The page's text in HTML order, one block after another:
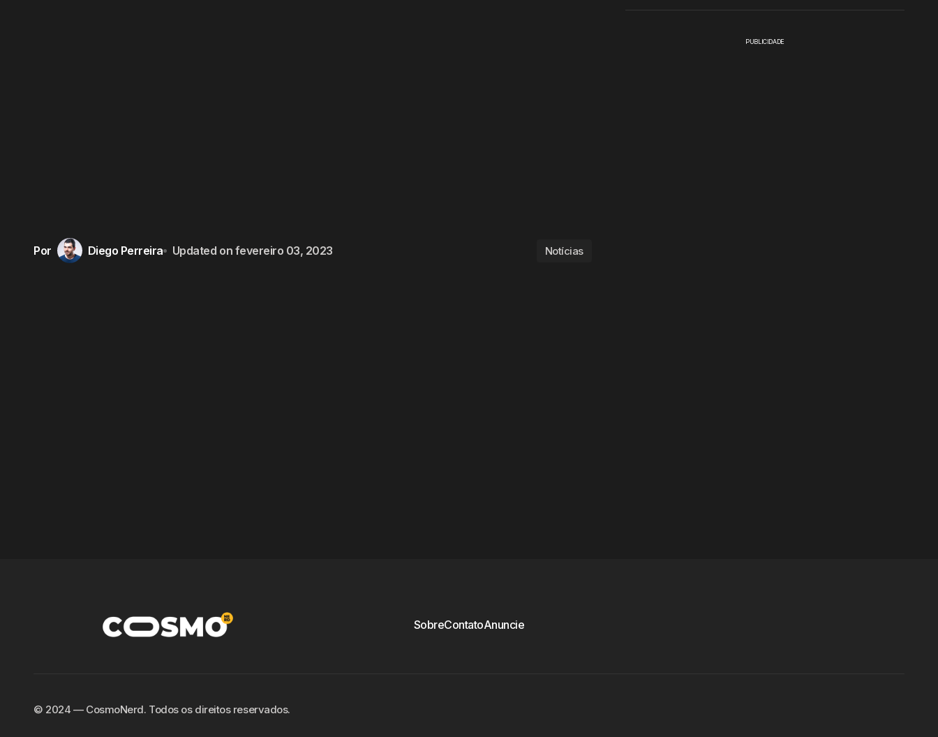
Por Diego Perreira Updated on fevereiro 03, 2023 Notícias
PUBLICIDADE
SobreContatoAnuncie
©️ 2024 — CosmoNerd. Todos os direitos reservados.